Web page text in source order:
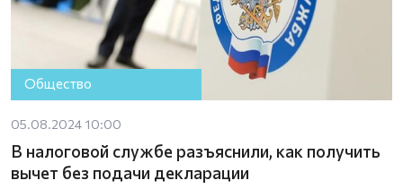
Общество
05.08.2024 10:00
В налоговой службе разъяснили, как получить
вычет без подачи декларации